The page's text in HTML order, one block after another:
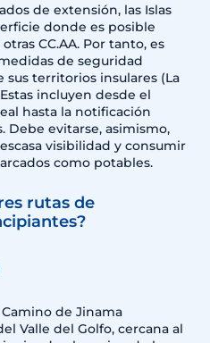
de extensión, las Islas
donde es posible
CC.AA. Por tanto, es
de seguridad
territorios insulares (La
incluyen desde el
hasta la notificación
Debe evitarse, asimismo,
visibilidad y consumir
como potables.
rutas de
de Jinama
Valle del Golfo, cercana al